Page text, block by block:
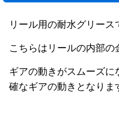
リール用の耐水グリース
こちらはリールの内部の
ギアの動きがスムーズ
確なギアの動きとなりま